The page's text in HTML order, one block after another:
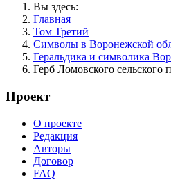
Вы здесь:
Главная
Том Третий
Символы в Воронежской
Геральдика и символика
Герб Ломовского сельского
Проект
О проекте
Редакция
Авторы
Договор
FAQ